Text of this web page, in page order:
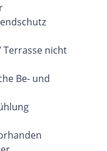
Terrasse nicht
Be- und